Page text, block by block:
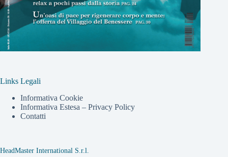
Links Legali
Informativa Cookie
Informativa Estesa – Privacy Policy
Contatti
HeadMaster International S.r.l.